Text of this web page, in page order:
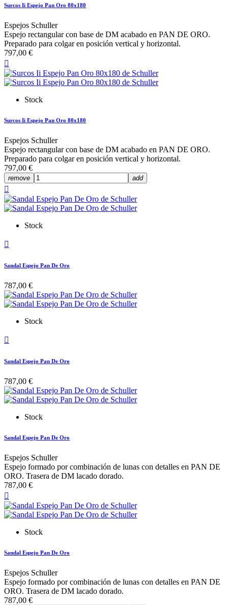
Surcos Ii Espejo Pan Oro 80x180
Espejos Schuller
Espejo rectangular con base de DM acabado en PAN DE ORO.
Preparado para colgar en posición vertical y horizontal.
797,00 €

Stock
Surcos Ii Espejo Pan Oro 80x180
Espejos Schuller
Espejo rectangular con base de DM acabado en PAN DE ORO.
Preparado para colgar en posición vertical y horizontal.
797,00 €
remove add

Stock

Sandal Espejo Pan De Oro
787,00 €
Stock

Sandal Espejo Pan De Oro
787,00 €
Stock
Sandal Espejo Pan De Oro
Espejos Schuller
Espejo formado por combinación de lunas con detalles en PAN DE
ORO. Trasera de DM lacado dorado.
787,00 €

Stock
Sandal Espejo Pan De Oro
Espejos Schuller
Espejo formado por combinación de lunas con detalles en PAN DE
ORO. Trasera de DM lacado dorado.
787,00 €